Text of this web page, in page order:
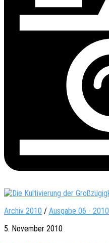
Archiv 2010 / Ausgabe 06 - 2010
5. November 2010